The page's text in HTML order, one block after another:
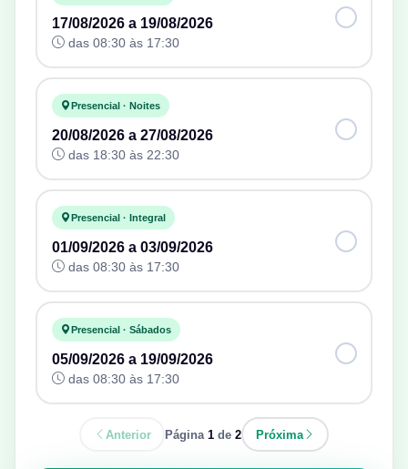
17/08/2026 a 19/08/2026
das 08:30 às 17:30
Presencial · Noites
20/08/2026 a 27/08/2026
das 18:30 às 22:30
Presencial · Integral
01/09/2026 a 03/09/2026
das 08:30 às 17:30
Presencial · Sábados
05/09/2026 a 19/09/2026
das 08:30 às 17:30
Anterior Página 1 de 2 Próxima